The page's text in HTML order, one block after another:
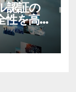
認証の
性を高め